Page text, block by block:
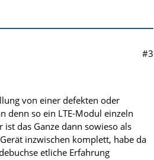
#3
von einer defekten oder
denn so ein LTE-Modul einzeln
das Ganze dann sowieso als
inzwischen komplett, habe da
etliche Erfahrung